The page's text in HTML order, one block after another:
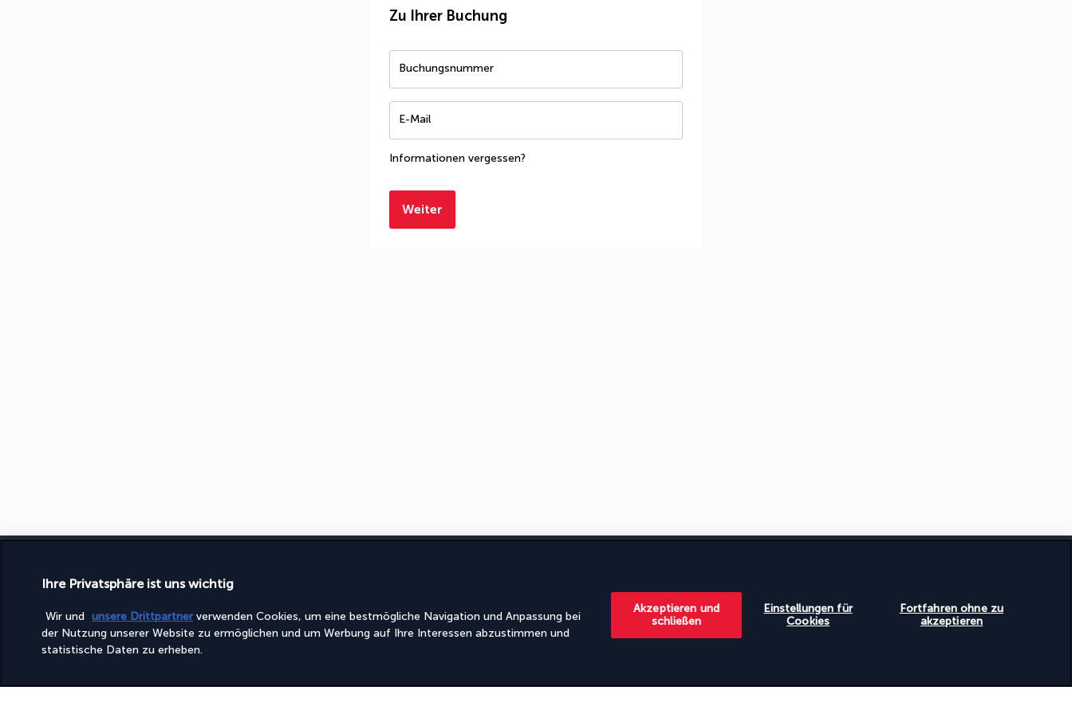
Zu Ihrer Buchung
Buchungsnummer
E-Mail
Informationen vergessen?
Weiter
FOLGEN SIE UNS
Montag bis Freitag von 10 bis 20 Uhr und
Samstag und Sonntag von 10 bis 18 Uhr UTC+3
IMPRESSUM
COOKIE-RICHTLINIE
STORNIERUNGSGARANTIE
WARUM BEI UNS BUCHEN?
Ihre Privatsphäre ist uns wichtig
Wir und unsere Drittpartnerverwenden Cookies, um eine bestmögliche Navigation und Anpassung bei
der Nutzung unserer Website zu ermöglichen und um Werbung auf Ihre Interessen abzustimmen und
statistische Daten zu erheben.
Einstellungen für
Cookies
Fortfahren ohne zu
akzeptieren
Akzeptieren und
schließen